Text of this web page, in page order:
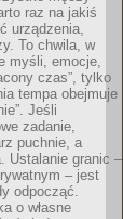
raz na jakiś
urządzenia,
To chwila, w
myśli, emocje,
czas”, tylko
tempa obejmuje
Jeśli
zadanie,
puchnie, a
Ustalanie granic –
– jest
odpocząć.
o własne